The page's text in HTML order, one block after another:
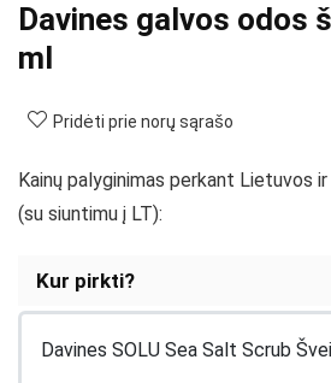
Davines galvos odos
ml
Pridėti prie norų sąrašo
Kainų palyginimas perkant Lietuvos
(su siuntimu į LT):
Kur pirkti?
Davines SOLU Sea Salt Scrub